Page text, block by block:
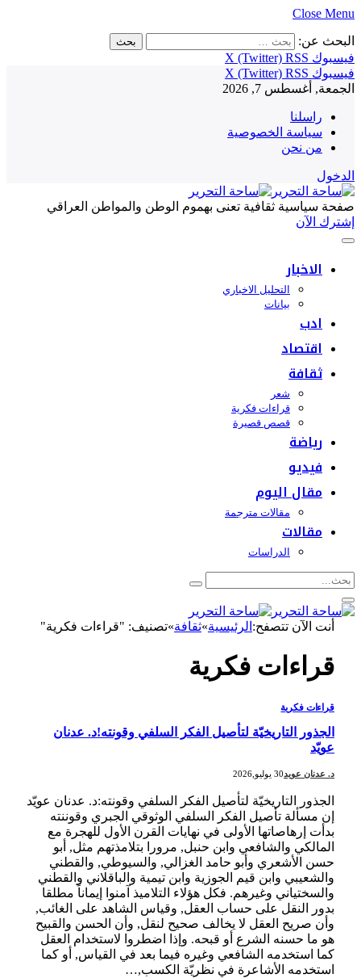
Close Menu
البحث عن:
فيسبوك
X (Twitter) RSS
فيسبوك
X (Twitter) RSS
الجمعة, أغسطس 7, 2026
راسلنا
سياسة الخصوصية
من نحن
الدخول
صفحة سياسية ثقافية تعنى بهموم الوطن والمواطن العراقي
إشترك الآن
الاخبار
التحليل الاخباري
بيانات
ادب
اقتصاد
ثقافة
شعر
قراءات فكرية
قصص قصيرة
رياضة
فيديو
مقال اليوم
مقالات مترجمة
مقالات
الدراسات
أنت الآن تتصفح:الرئيسية»ثقافة»تصنيف: "قراءات فكرية"
قراءات فكرية
قراءات فكرية
الجذور التاريخيّة لتأصيل الفكر السلفي وقونته!د. عدنان
عويّد
د. عدنان عويد30 يوليو,2026
الجذور التاريخيّة لتأصيل الفكر السلفي وقونته:د. عدنان عويّد
إن مسألة تأصيل الفكر السلفي الوثوقي الجبري وقوننته
بدأت إرهاصاتها الأولى في نهايات القرن الأول للهجرة مع
المالكي والشافعي وابن حنبل, مرورا بتلامذتهم مثل, أبو
حسن الأشعري وأبو حامد الغزالي, والسيوطي, والقطني
والشعيبي وابن قيم الجوزية وابن تيمية والباقلاني والقطني
والسختياني وغيرهم. فكل هؤلاء التلاميذ آمنوا إيماناً مطلقا
بدور النقل على حساب العقل, وقياس الشاهد على الغائب,
وأن صريح العقل لا يخالف صحيح لنقل, وأن الحسن والقبيح
هو ما حسنه الشرع أو قبحه. وإذا اضطروا لاستخدام العقل
كما استخدمه الشافعي وغيره فيما بعد في القياس, أو كما
استخدمه الأشاعرة في نظريّة الكسب,…